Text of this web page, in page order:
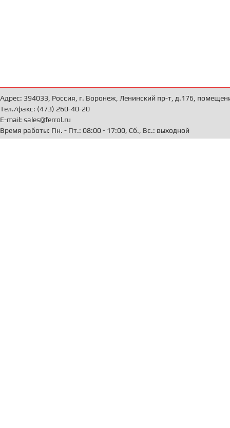
Адрес: 394033, Россия, г. Воронеж, Ленинский пр-т, д.176,
Тел./факс: (473) 260-40-20
E-mail: sales@ferrol.ru
Время работы: Пн. - Пт.: 08:00 - 17:00, Сб., Вс.: выходной